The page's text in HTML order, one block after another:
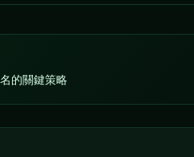
的關鍵策略